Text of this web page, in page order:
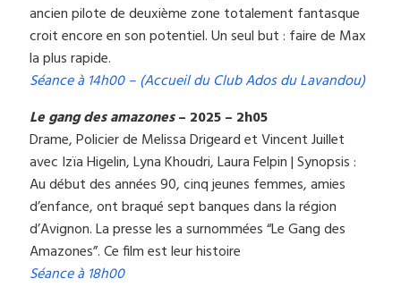
ancien pilote de deuxième zone totalement fantasque
croit encore en son potentiel. Un seul but : faire de Max
la plus rapide.
Séance à 14h00 –(Accueil du Club Ados du Lavandou)
Le gang des amazones– 2025 – 2h05
Drame, Policier de Melissa Drigeard et Vincent Juillet
avec Izïa Higelin, Lyna Khoudri, Laura Felpin | Synopsis :
Au début des années 90, cinq jeunes femmes, amies
d’enfance, ont braqué sept banques dans la région
d’Avignon. La presse les a surnommées “Le Gang des
Amazones”. Ce film est leur histoire
Séance à 18h00